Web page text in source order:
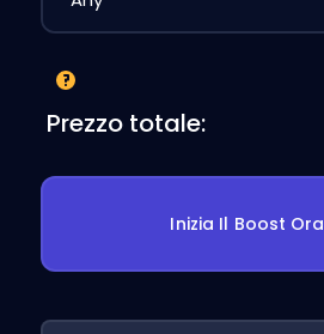
Prezzo totale:
Inizia Il Boost Ora